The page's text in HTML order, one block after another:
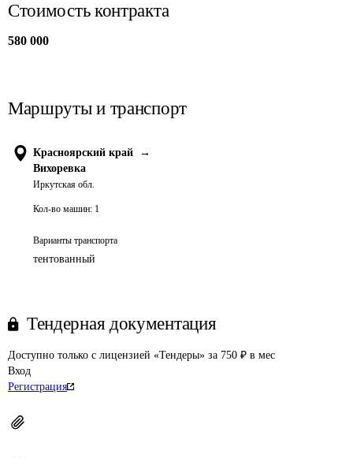
Стоимость контракта
580 000
Маршруты и транспорт
Красноярский край
→
Вихоревка
Иркутская обл.
Кол-во машин: 1
Варианты транспорта
тентованный
Тендерная документация
Доступно только с лицензией «Тендеры» за 750 ₽ в мес
Вход
Регистрация